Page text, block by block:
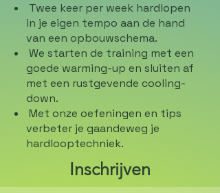
Twee keer per week hardlopen
in je eigen tempo aan de hand
van een opbouwschema.
We starten de training met een
goede warming-up en sluiten af
met een rustgevende cooling-
down.
Met onze oefeningen en tips
verbeter je gaandeweg je
hardlooptechniek.
Inschrijven